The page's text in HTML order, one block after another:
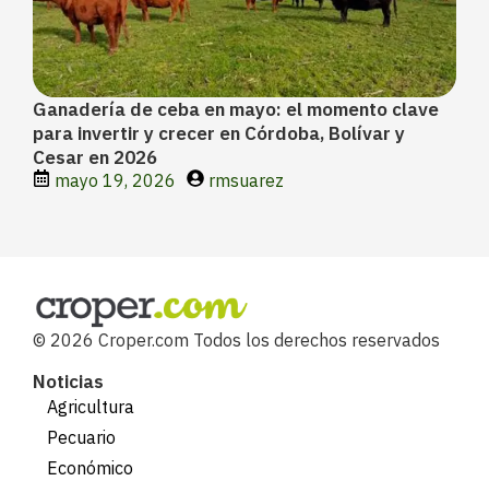
Ganadería de ceba en mayo: el momento clave
para invertir y crecer en Córdoba, Bolívar y
Cesar en 2026
mayo 19, 2026 rmsuarez
© 2026 Croper.com Todos los derechos reservados
Noticias
Agricultura
Pecuario
Económico